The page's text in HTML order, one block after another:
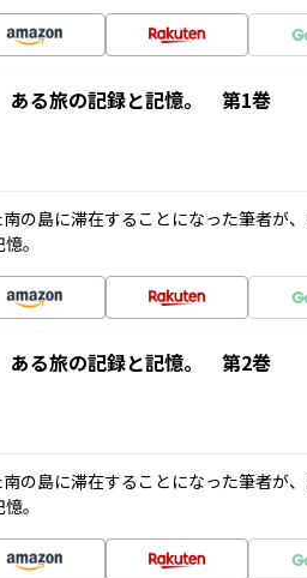
ある旅の記録と記憶。 第1巻
の島に滞在することになった筆者が
。
ある旅の記録と記憶。 第2巻
の島に滞在することになった筆者が
。